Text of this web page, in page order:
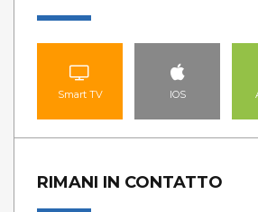
Smart TV IOS
RIMANI IN CONTATTO